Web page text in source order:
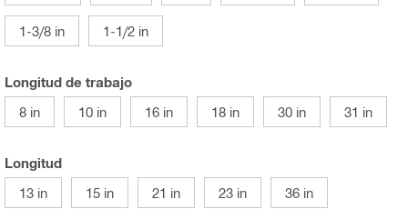
1-3/8 in 1-1/2 in
Longitud de trabajo
8 in
10 in 16 in 18 in 30 in 31 in
Longitud
13 in
15 in 21 in 23 in 36 in